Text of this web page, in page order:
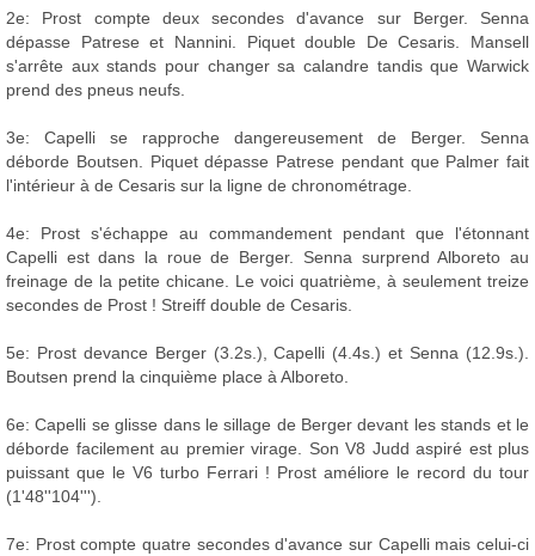
2e: Prost compte deux secondes d'avance sur Berger. Senna
dépasse Patrese et Nannini. Piquet double De Cesaris. Mansell
s'arrête aux stands pour changer sa calandre tandis que Warwick
prend des pneus neufs.
3e: Capelli se rapproche dangereusement de Berger. Senna
déborde Boutsen. Piquet dépasse Patrese pendant que Palmer fait
l'intérieur à de Cesaris sur la ligne de chronométrage.
4e: Prost s'échappe au commandement pendant que l'étonnant
Capelli est dans la roue de Berger. Senna surprend Alboreto au
freinage de la petite chicane. Le voici quatrième, à seulement treize
secondes de Prost ! Streiff double de Cesaris.
5e: Prost devance Berger (3.2s.), Capelli (4.4s.) et Senna (12.9s.).
Boutsen prend la cinquième place à Alboreto.
6e: Capelli se glisse dans le sillage de Berger devant les stands et le
déborde facilement au premier virage. Son V8 Judd aspiré est plus
puissant que le V6 turbo Ferrari ! Prost améliore le record du tour
(1'48''104''').
7e: Prost compte quatre secondes d'avance sur Capelli mais celui-ci